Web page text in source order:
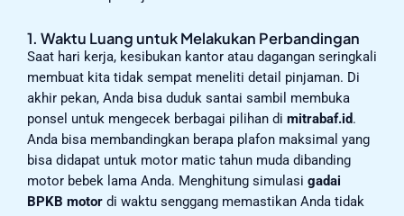
1. Waktu Luang untuk Melakukan Perbandingan
Saat hari kerja, kesibukan kantor atau dagangan seringkali
membuat kita tidak sempat meneliti detail pinjaman. Di
akhir pekan, Anda bisa duduk santai sambil membuka
ponsel untuk mengecek berbagai pilihan di mitrabaf.id.
Anda bisa membandingkan berapa plafon maksimal yang
bisa didapat untuk motor matic tahun muda dibanding
motor bebek lama Anda. Menghitung simulasi gadai
BPKB motor di waktu senggang memastikan Anda tidak